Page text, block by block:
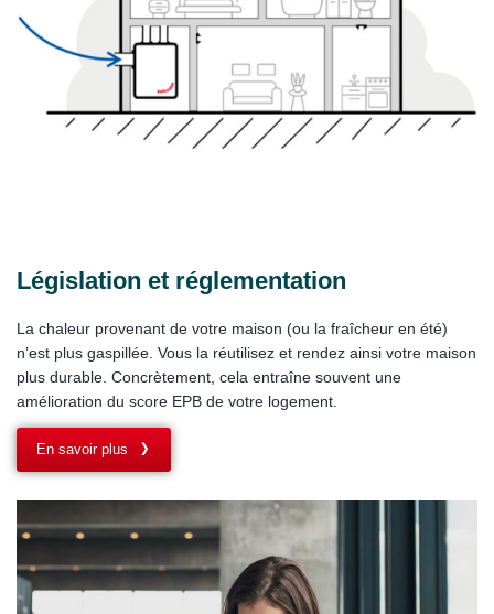
Législation et réglementation
La chaleur provenant de votre maison (ou la fraîcheur en été)
n’est plus gaspillée. Vous la réutilisez et rendez ainsi votre maison
plus durable. Concrètement, cela entraîne souvent une
amélioration du score EPB de votre logement.
En savoir plus